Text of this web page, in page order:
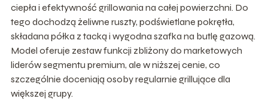
ciepła i efektywność grillowania na całej powierzchni. Do
tego dochodzą żeliwne ruszty, podświetlane pokrętła,
składana półka z tacką i wygodna szafka na butlę gazową.
Model oferuje zestaw funkcji zbliżony do marketowych
liderów segmentu premium, ale w niższej cenie, co
szczególnie doceniają osoby regularnie grillujące dla
większej grupy.